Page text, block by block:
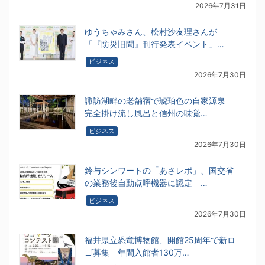
2026年7月31日
ゆうちゃみさん、松村沙友理さんが
「『防災旧聞』刊行発表イベント」…
ビジネス
2026年7月30日
諏訪湖畔の老舗宿で琥珀色の自家源泉
完全掛け流し風呂と信州の味覚…
ビジネス
2026年7月30日
鈴与シンワートの「あさレポ」、国交省
の業務後自動点呼機器に認定 …
ビジネス
2026年7月30日
福井県立恐竜博物館、開館25周年で新ロ
ゴ募集 年間入館者130万…